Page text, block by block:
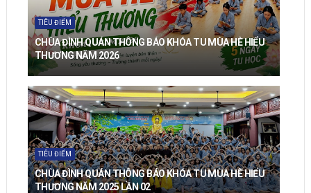
TIÊU ĐIỂM
CHÙA ĐÌNH QUÁN THÔNG BÁO KHÓA TU MÙA HÈ HIỂU
THƯƠNG NĂM 2026
TIÊU ĐIỂM
CHÙA ĐÌNH QUÁN THÔNG BÁO KHÓA TU MÙA HÈ HIỂU
THƯƠNG NĂM 2025 LẦN 02